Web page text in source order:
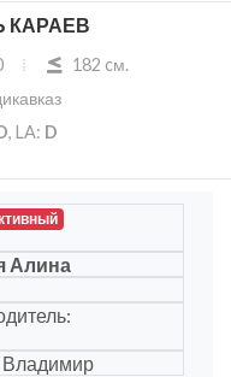
КАРАЕВ
182 cм.
, LA: D
Алина
Владимир